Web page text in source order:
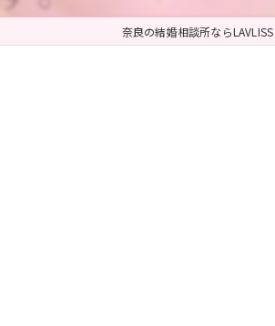
奈良の結婚相談所ならLAVLISS